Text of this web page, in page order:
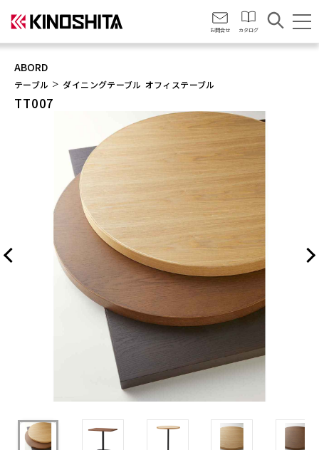
お問合せ カタログ
ABORD
テーブル ダイニングテーブル オフィステーブル
TT007